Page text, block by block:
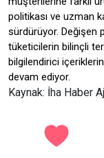
politikası ve uzman
sürdürüyor. Değişen
tüketicilerin bilinçli
bilgilendirici
devam ediyor.
Kaynak: İha Haber